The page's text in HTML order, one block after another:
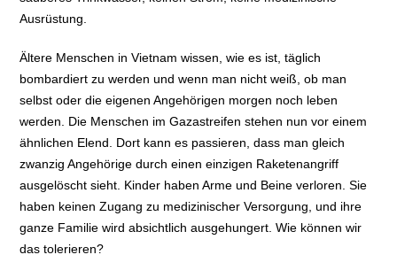
Ausrüstung.
Ältere Menschen in Vietnam wissen, wie es ist, täglich
bombardiert zu werden und wenn man nicht weiß, ob man
selbst oder die eigenen Angehörigen morgen noch leben
werden. Die Menschen im Gazastreifen stehen nun vor einem
ähnlichen Elend. Dort kann es passieren, dass man gleich
zwanzig Angehörige durch einen einzigen Raketenangriff
ausgelöscht sieht. Kinder haben Arme und Beine verloren. Sie
haben keinen Zugang zu medizinischer Versorgung, und ihre
ganze Familie wird absichtlich ausgehungert. Wie können wir
das tolerieren?